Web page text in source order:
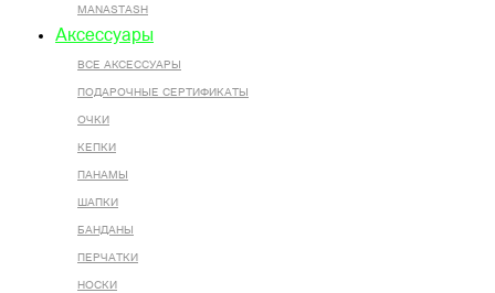
MANASTASH
Аксессуары
ВСЕ AКСЕССУАРЫ
ПОДАРОЧНЫЕ СЕРТИФИКАТЫ
ОЧКИ
КЕПКИ
ПАНАМЫ
ШАПКИ
БАНДАНЫ
ПЕРЧАТКИ
НОСКИ